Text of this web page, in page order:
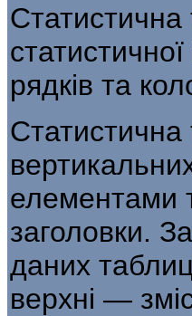
рядків та
Статистична
елементами
заголовки.
даних
верхні —